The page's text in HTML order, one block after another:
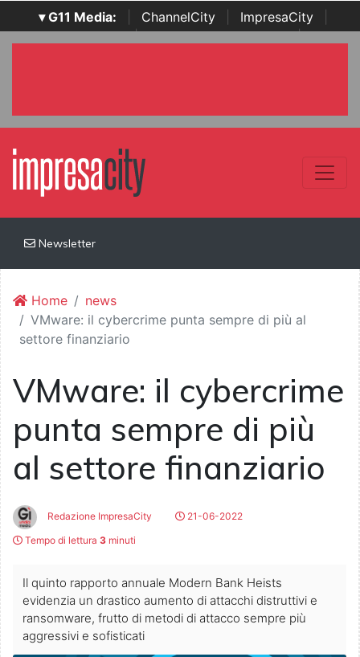
▾ G11 Media: ChannelCity ImpresaCity
SecurityOpenLab | Italian Channel Awards | Italian
Newsletter
Home
news
VMware: il cybercrime punta sempre di più al
settore finanziario
VMware: il cybercrime
punta sempre di più
al settore finanziario
Redazione ImpresaCity
21-06-2022
Tempo di lettura 3 minuti
Il quinto rapporto annuale Modern Bank Heists
evidenzia un drastico aumento di attacchi distruttivi e
ransomware, frutto di metodi di attacco sempre più
aggressivi e sofisticati